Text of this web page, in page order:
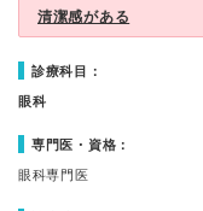
清潔感がある
診療科目：
眼科
専門医・資格：
眼科専門医